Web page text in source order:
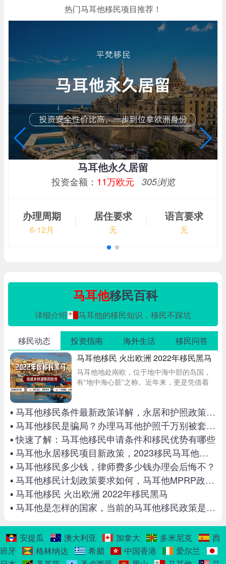
热门马耳他移民项目推荐！
马耳他永久居留
投资金额： 11万欧元 305浏览
办理周期
6-12月
居住要求
无
语言要求
无
马耳他移民百科
详细介绍 马耳他的移民知识，移民不踩坑
移民动态 投资指南 海外生活
移民问答
马耳他移民 火出欧洲 2022年移民黑马
马耳他地处南欧，位于地中海中部的岛国，
有“地中海心脏”之称。近年来，更是凭借着
呢？马耳他永居申请条件及要求？租房与买
房移民区别
▪ 马耳他移民条件最新政策详解，永居和护照政策皆有变化！
▪ 马耳他移民是骗局？办理马耳他护照千万别被套路了！
▪ 快速了解：马耳他移民申请条件和移民优势有哪些
▪ 马耳他永居移民项目新政策，2023移民马耳他最新攻略
▪ 马耳他移民多少钱，律师费多少钱办理会后悔不？
▪ 马耳他移民计划政策要求如何，马耳他MPRP政策详解
▪ 马耳他移民 火出欧洲 2022年移民黑马
▪ 马耳他是怎样的国家，当前的马耳他移民政策是怎么规定的？
安提瓜 澳大利亚 加拿大 多米尼克
西
班牙
格林纳达 希腊 中国香港
爱尔兰